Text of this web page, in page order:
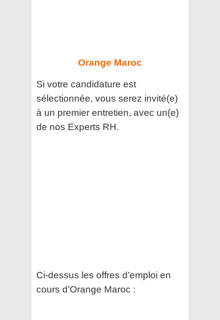
Orange Maroc
Si votre candidature est
sélectionnée, vous serez invité(e)
à un premier entretien, avec un(e)
de nos Experts RH.
Ci-dessus les offres d’emploi en
cours d’Orange Maroc :